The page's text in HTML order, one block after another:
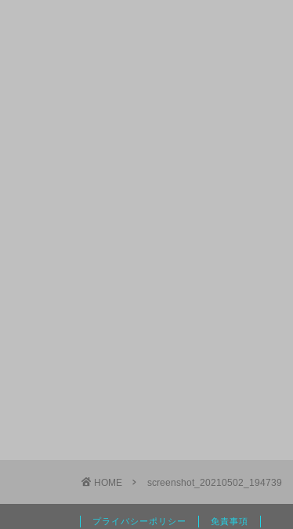
HOME screenshot_20210502_194739
プライバシーポリシー 免責事項